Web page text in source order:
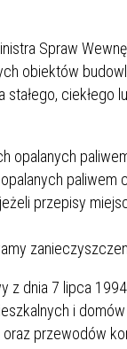
Spraw
obiektów
stałego,
opalanych
paliwem
przepisy
z dnia 7 lipca
i
przewodów